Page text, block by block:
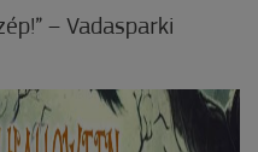
– Vadasparki